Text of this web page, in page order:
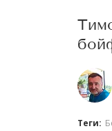
Теги: